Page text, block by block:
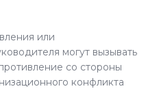
или
могут вызывать
со стороны
конфликта